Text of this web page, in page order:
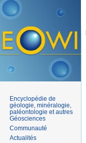
Encyclopédie de
géologie, minéralogie,
paléontologie et autres
Géosciences
Communauté
Actualités